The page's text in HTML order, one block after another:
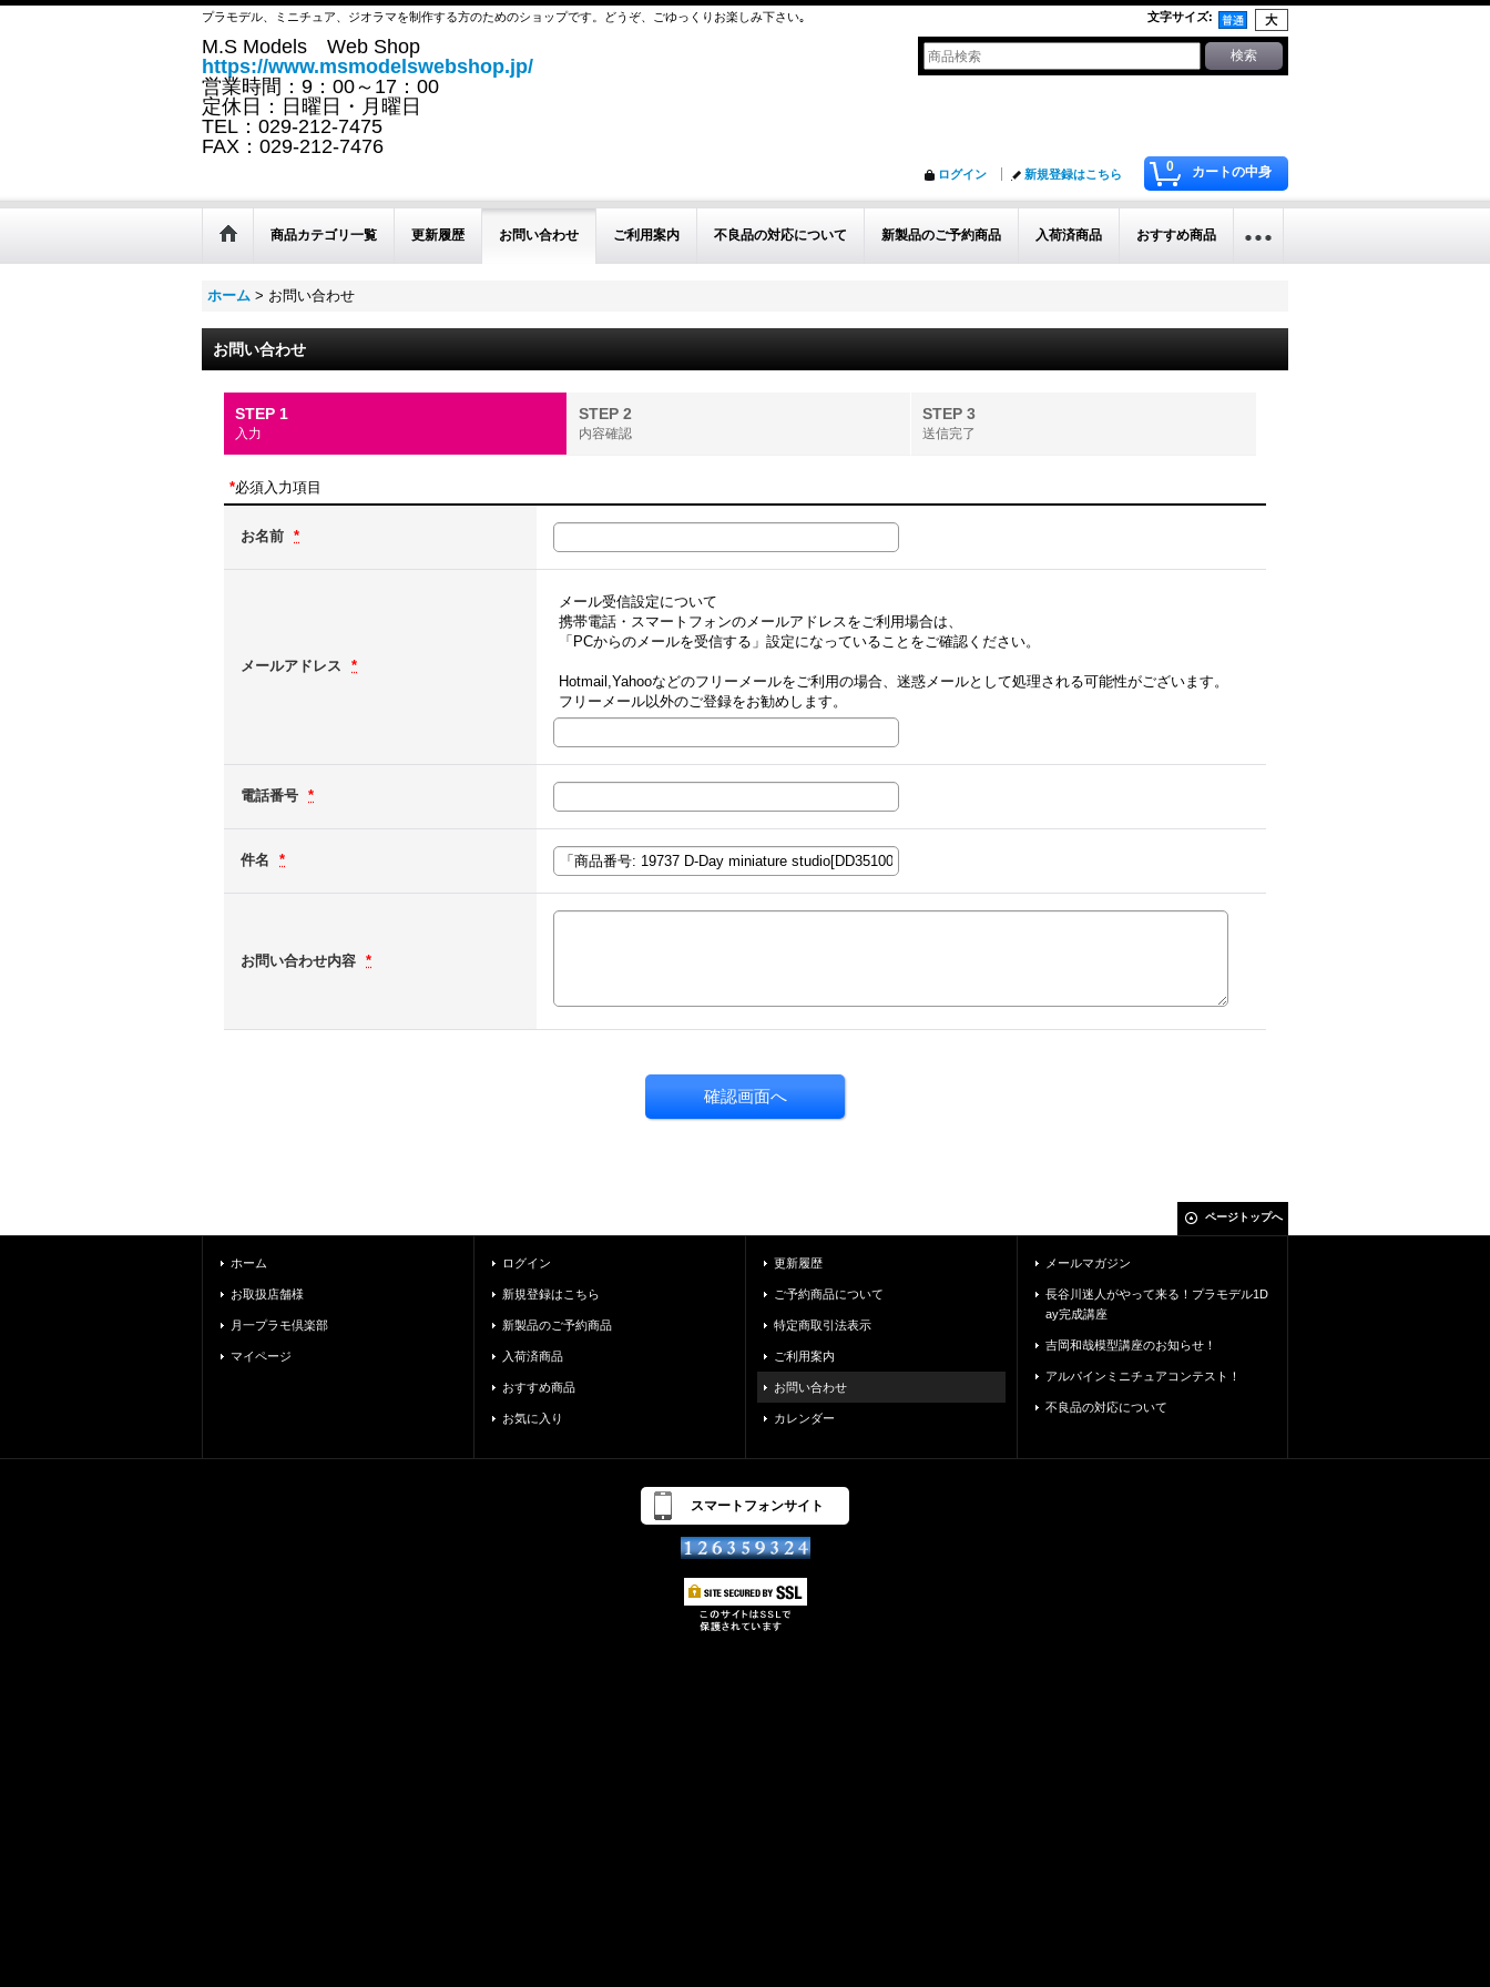
プラモデル、ミニチュア、ジオラマを制作する方のためのショップです。どうぞ、ごゆっくりお楽しみ下さい｡ 文字サイズ:
M.S Models Web Shop
https://www.msmodelswebshop.jp/
営業時間：9：00～17：00
定休日：日曜日・月曜日
TEL：029-212-7475
FAX：029-212-7476
0 カートの中身
ログイン 新規登録はこちら
商品カテゴリ一覧 更新履歴 お問い合わせ ご利用案内 不良品の対応について 新製品のご予約商品 入荷済商品 おすすめ商品
ホーム > お問い合わせ
お問い合わせ
STEP 1
入力
STEP 2
内容確認
STEP 3
送信完了
*必須入力項目
お名前 *
メールアドレス *
メール受信設定について
携帯電話・スマートフォンのメールアドレスをご利用場合は、
「PCからのメールを受信する」設定になっていることをご確認ください。
Hotmail,Yahooなどのフリーメールをご利用の場合、迷惑メールとして処理される可能性がございます。
フリーメール以外のご登録をお勧めします。
電話番号 *
件名 *
お問い合わせ内容 *
ページトップへ
ホーム
お取扱店舗様
月一プラモ倶楽部
マイページ
ログイン
新規登録はこちら
新製品のご予約商品
入荷済商品
おすすめ商品
お気に入り
更新履歴
ご予約商品について
特定商取引法表示
ご利用案内
お問い合わせ
カレンダー
メールマガジン
長谷川迷人がやって来る！プラモデル1D
ay完成講座
吉岡和哉模型講座のお知らせ！
アルパインミニチュアコンテスト！
不良品の対応について
スマートフォンサイト